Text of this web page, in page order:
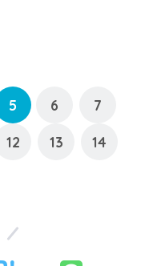
5 6 7
12 13 14